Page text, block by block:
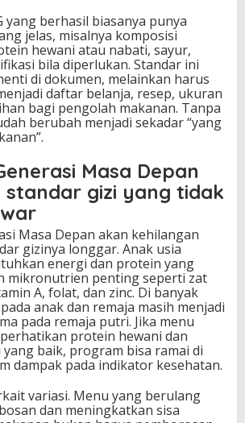
yang berhasil biasanya punya
jelas, misalnya komposisi
hewani atau nabati, sayur,
bila diperlukan. Standar ini
di dokumen, melainkan harus
daftar belanja, resep, ukuran
bagi pengolah makanan. Tanpa
berubah menjadi sekadar “yang
Masa Depan
standar gizi yang tidak
Masa Depan akan kehilangan
gizinya longgar. Anak usia
energi dan protein yang
mikronutrien penting seperti zat
A, folat, dan zinc. Di banyak
anak dan remaja masih menjadi
pada remaja putri. Jika menu
protein hewani dan
baik, program bisa ramai di
dampak pada indikator kesehatan.
variasi. Menu yang berulang
dan meningkatkan sisa